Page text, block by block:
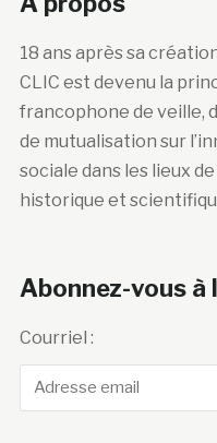
18 ans après sa
CLIC est devenu la
francophone de veille,
de mutualisation sur
sociale dans les lieux
historique et
Abonnez-vous
Courriel :